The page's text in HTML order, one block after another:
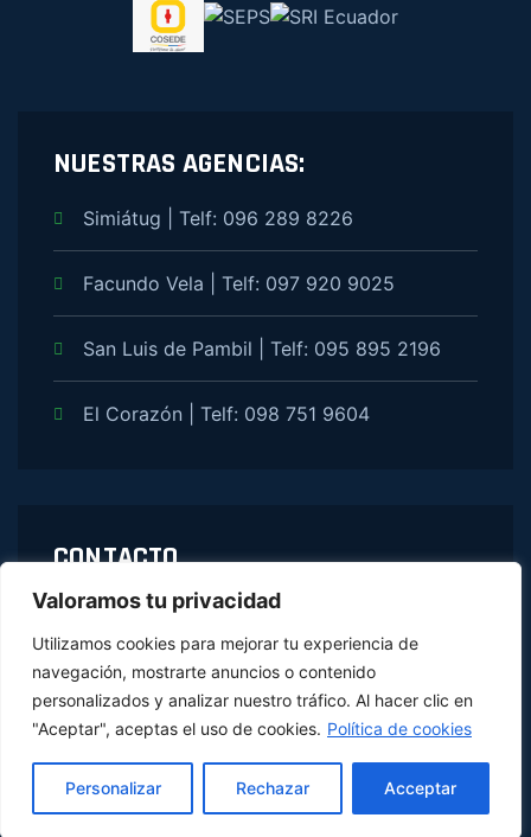
Valoramos tu privacidad
Utilizamos cookies para mejorar tu experiencia de
navegación, mostrarte anuncios o contenido
personalizados y analizar nuestro tráfico. Al hacer clic en
"Aceptar", aceptas el uso de cookies. Política de cookies
Personalizar Rechazar Acceptar
NUESTRAS AGENCIAS:
Simiátug | Telf: 096 289 8226
Facundo Vela | Telf: 097 920 9025
San Luis de Pambil | Telf: 095 895 2196
El Corazón | Telf: 098 751 9604
CONTACTO
info@simiatug.fin.ec
Lun - Vie 8:00 AM - 5:00 PM
Calle Echeandia y Gonzales Suarez,
Simiátug, Guaranda, Ecuador